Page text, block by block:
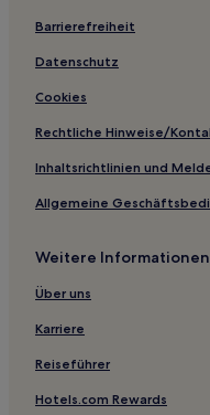
Barrierefreiheit
Datenschutz
Cookies
Rechtliche Hinweise/
Inhaltsrichtlinien und
Allgemeine
Weitere Informationen
Über uns
Karriere
Reiseführer
Hotels.com Rewards